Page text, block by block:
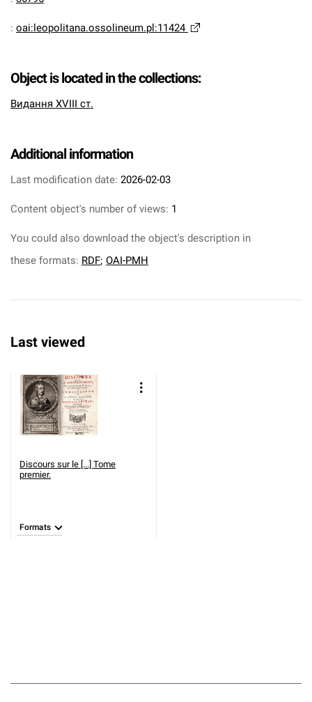
: oai:leopolitana.ossolineum.pl:11424
Object is located in the collections:
Видання XVIII ст.
Additional information
Last modification date: 2026-02-03
Content object's number of views: 1
You could also download the object's description in
these formats: RDF; OAI-PMH
Last viewed
Discours sur le [...] Tome
premier.
Formats